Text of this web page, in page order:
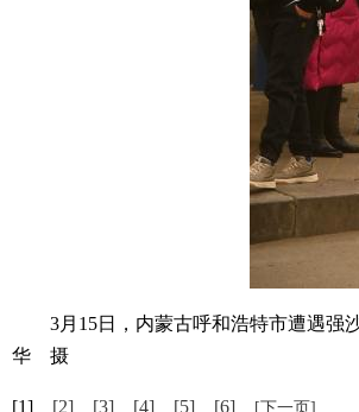
3月15日，内蒙古呼和浩特市遭遇强沙
华 摄
[1] [2] [3] [4] [5] [6] [下一页]